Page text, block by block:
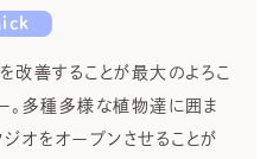
改善することが最大のよろこ
。多種多様な植物達に囲ま
オをオープンさせることが